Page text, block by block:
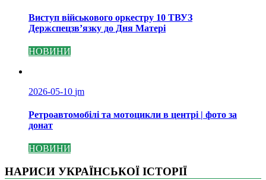
Виступ військового оркестру 10 ТВУЗ
Держспецзв’язку до Дня Матері
НОВИНИ
2026-05-10 jm
Ретроавтомобілі та мотоцикли в центрі | фото за
донат
НОВИНИ
НАРИСИ УКРАЇНСЬКОЇ ІСТОРІЇ